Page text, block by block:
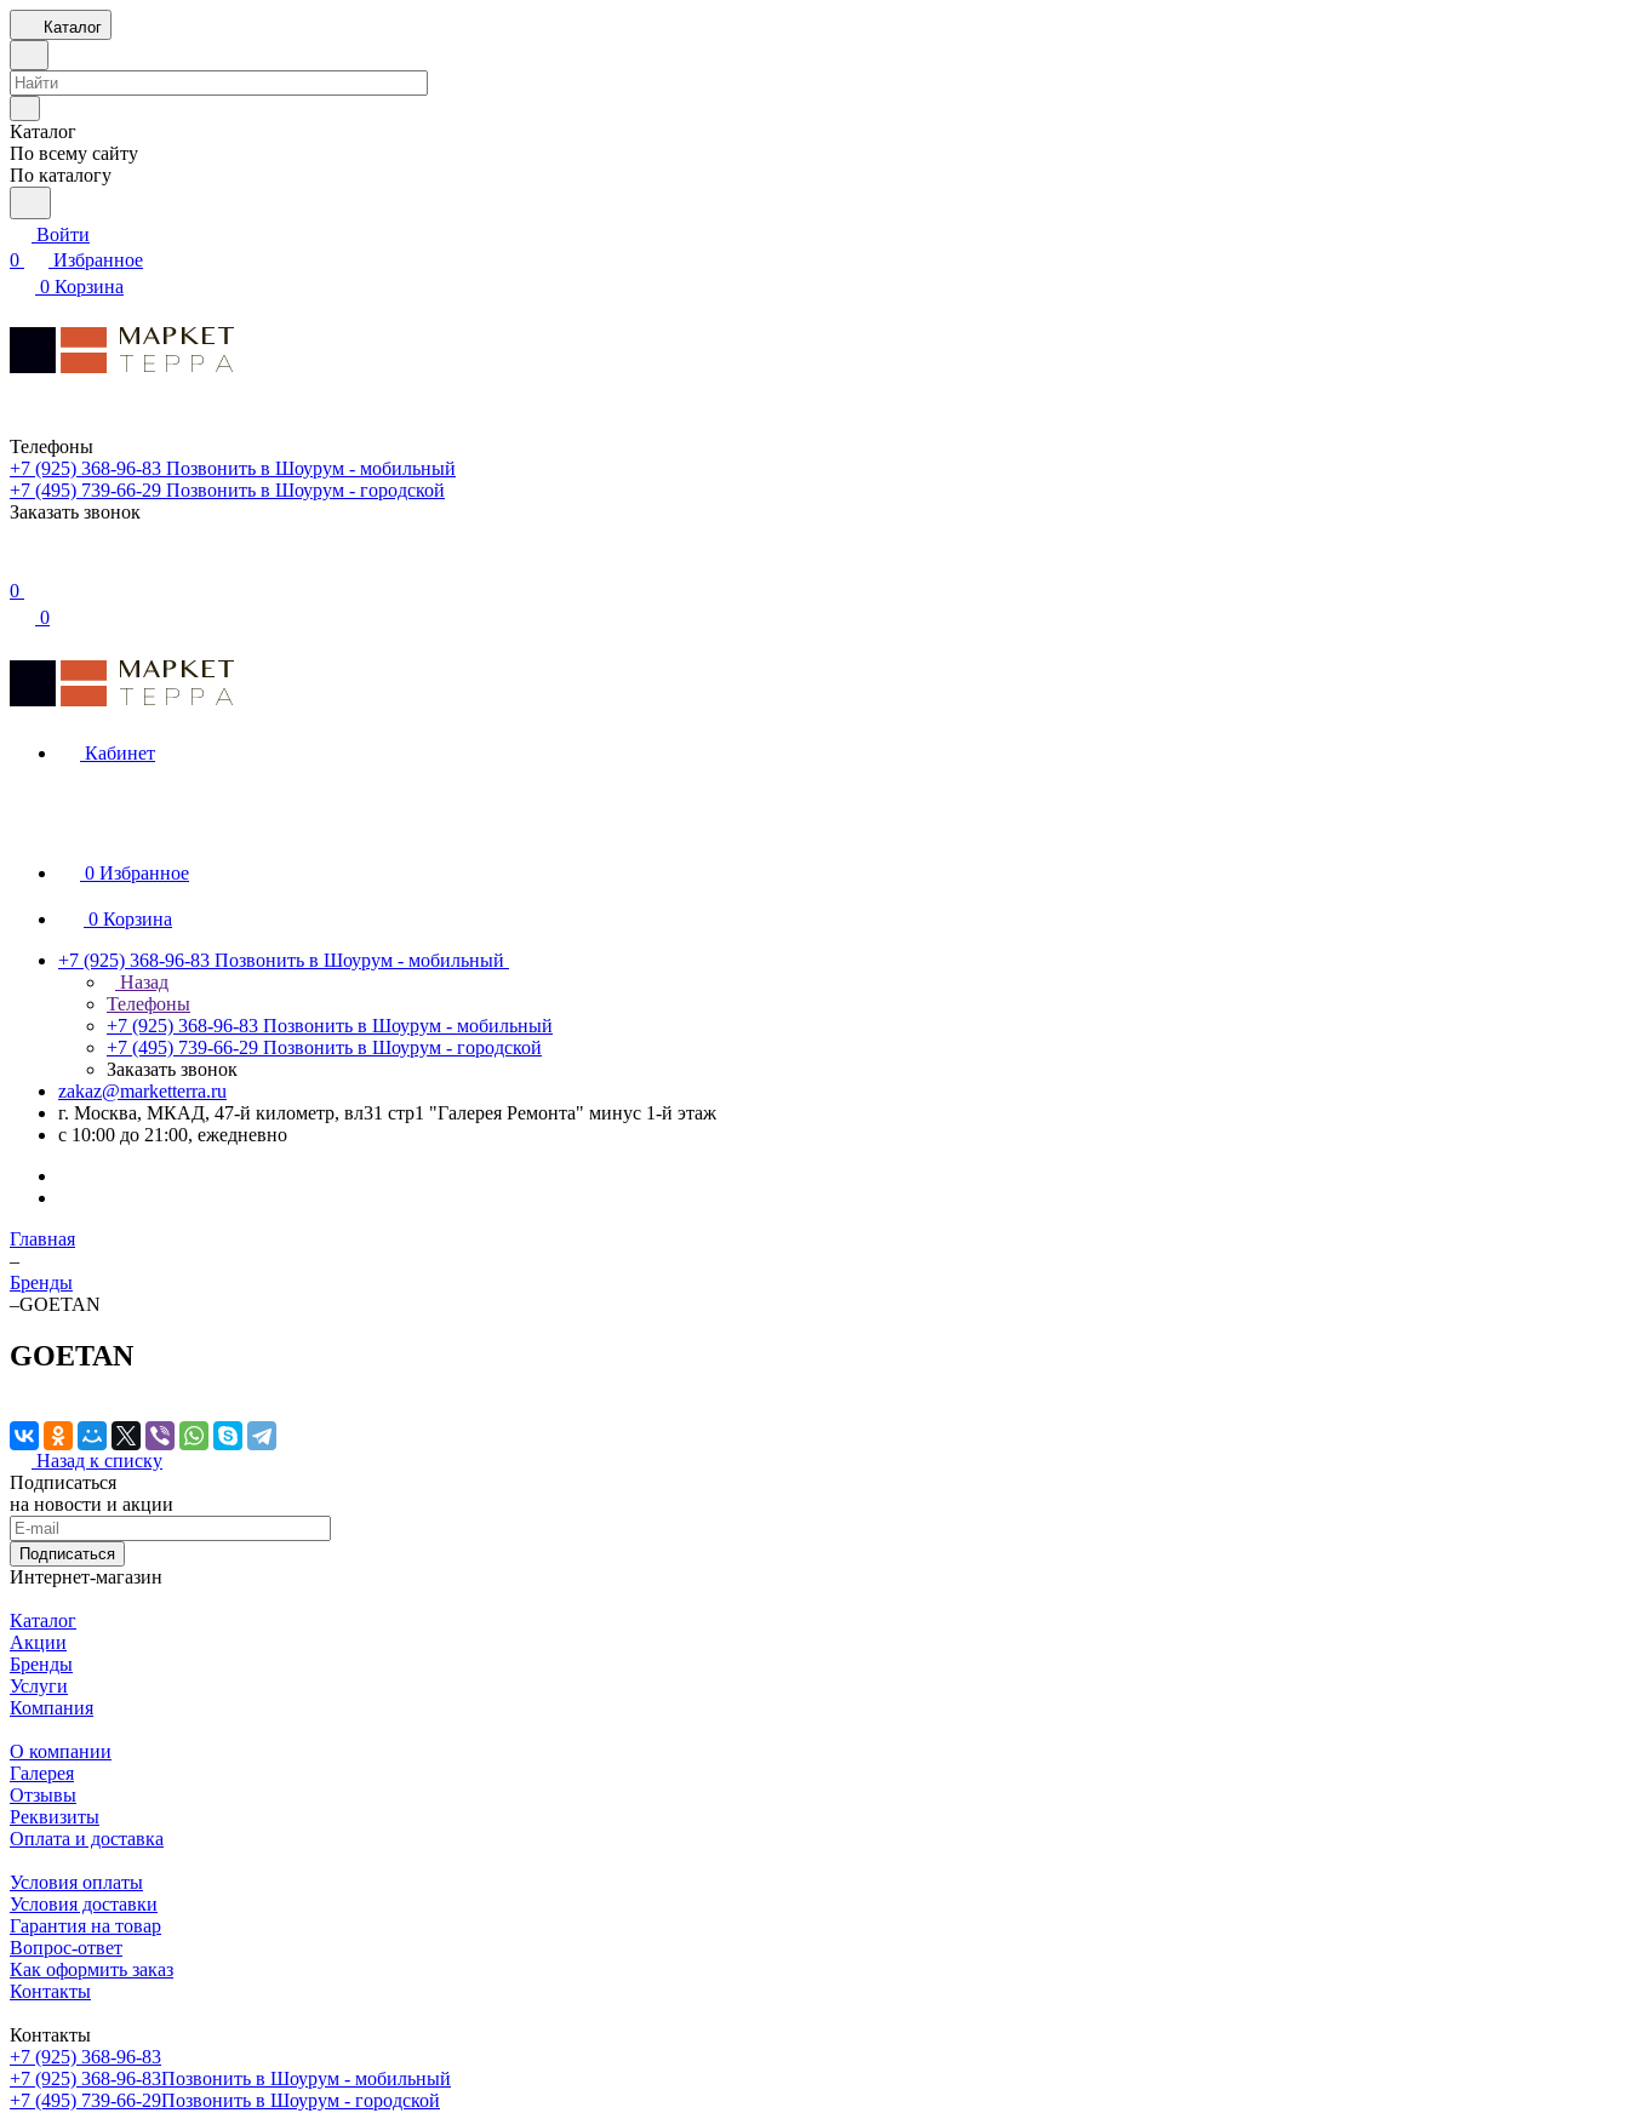
Каталог
Каталог
По всему сайту
По каталогу
Войти
0
Избранное
0 Корзина
Телефоны
+7 (925) 368-96-83 Позвонить в Шоурум - мобильный
+7 (495) 739-66-29 Позвонить в Шоурум - городской
Заказать звонок
0
0
Кабинет
0 Избранное
0 Корзина
+7 (925) 368-96-83 Позвонить в Шоурум - мобильный
Назад
Телефоны
+7 (925) 368-96-83 Позвонить в Шоурум - мобильный
+7 (495) 739-66-29 Позвонить в Шоурум - городской
Заказать звонок
zakaz@marketterra.ru
г. Москва, МКАД, 47-й километр, вл31 стр1 "Галерея Ремонта" минус 1-й этаж
с 10:00 до 21:00, ежедневно
Главная
–
Бренды
–GOETAN
GOETAN
Назад к списку
Подписаться
на новости и акции
Подписаться
Интернет-магазин
Каталог
Акции
Бренды
Услуги
Компания
О компании
Галерея
Отзывы
Реквизиты
Оплата и доставка
Условия оплаты
Условия доставки
Гарантия на товар
Вопрос-ответ
Как оформить заказ
Контакты
Контакты
+7 (925) 368-96-83
+7 (925) 368-96-83Позвонить в Шоурум - мобильный
+7 (495) 739-66-29Позвонить в Шоурум - городской